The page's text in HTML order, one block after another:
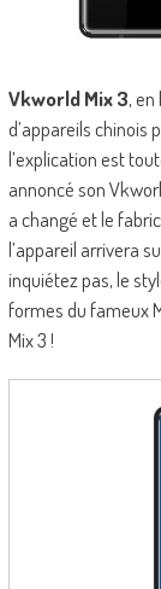
Vkworld Mix 3,
d’appareils chinois
l’explication est
annoncé son
a changé et le
l’appareil arrivera
inquiétez pas, le
formes du fameux
Mix 3 !